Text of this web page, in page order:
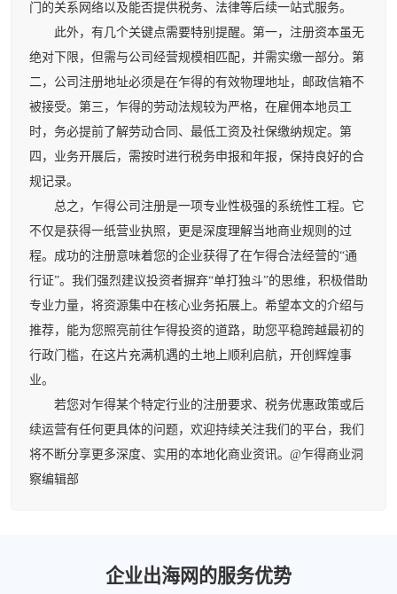
门的关系网络以及能否提供税务、法律等后续一站式服务。
此外，有几个关键点需要特别提醒。第一，注册资本虽无
绝对下限，但需与公司经营规模相匹配，并需实缴一部分。第
二，公司注册地址必须是在乍得的有效物理地址，邮政信箱不
被接受。第三，乍得的劳动法规较为严格，在雇佣本地员工
时，务必提前了解劳动合同、最低工资及社保缴纳规定。第
四，业务开展后，需按时进行税务申报和年报，保持良好的合
规记录。
总之，乍得公司注册是一项专业性极强的系统性工程。它
不仅是获得一纸营业执照，更是深度理解当地商业规则的过
程。成功的注册意味着您的企业获得了在乍得合法经营的“通
行证”。我们强烈建议投资者摒弃“单打独斗”的思维，积极借助
专业力量，将资源集中在核心业务拓展上。希望本文的介绍与
推荐，能为您照亮前往乍得投资的道路，助您平稳跨越最初的
行政门槛，在这片充满机遇的土地上顺利启航，开创辉煌事
业。
若您对乍得某个特定行业的注册要求、税务优惠政策或后
续运营有任何更具体的问题，欢迎持续关注我们的平台，我们
将不断分享更多深度、实用的本地化商业资讯。@乍得商业洞
察编辑部
企业出海网的服务优势